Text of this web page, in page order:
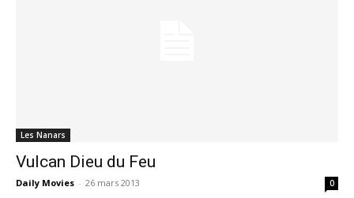
Les Nanars
Vulcan Dieu du Feu
Daily Movies - 26 mars 2013 0